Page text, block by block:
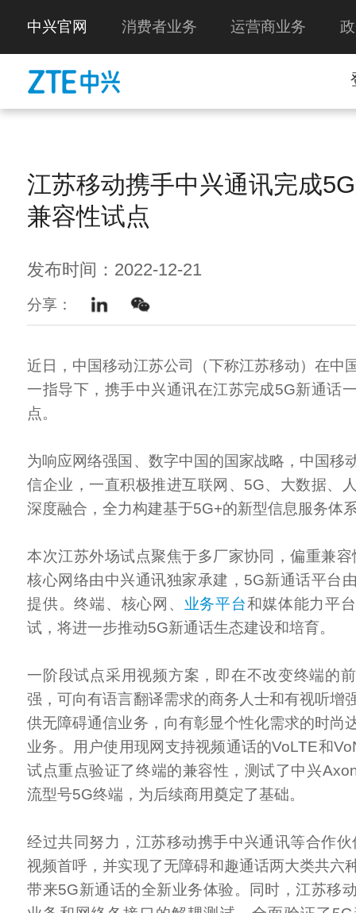
中兴官网 消费者业务 运营商业务
江苏移动携手中兴通讯完成
兼容性试点
发布时间：2022-12-21
分享：
近日，中国移动江苏公司（下称江苏移动）在中
一指导下，携手中兴通讯在江苏完成5G新通话
点。
为响应网络强国、数字中国的国家战略，中国移
信企业，一直积极推进互联网、5G、大数据、
深度融合，全力构建基于5G+的新型信息服务体
本次江苏外场试点聚焦于多厂家协同，偏重兼
核心网络由中兴通讯独家承建，5G新通话平台
提供。终端、核心网、 业务平台和媒体能力平
试，将进一步推动5G新通话生态建设和培育。
一阶段试点采用视频方案，即在不改变终端的
强，可向有语言翻译需求的商务人士和有视听增
供无障碍通信业务，向有彰显个性化需求的时尚
业务。用户使用现网支持视频通话的VoLTE和
试点重点验证了终端的兼容性，测试了中兴
流型号5G终端，为后续商用奠定了基础。
经过共同努力，江苏移动携手中兴通讯等合作
视频首呼，并实现了无障碍和趣通话两大类共六
带来5G新通话的全新业务体验。同时，江苏移